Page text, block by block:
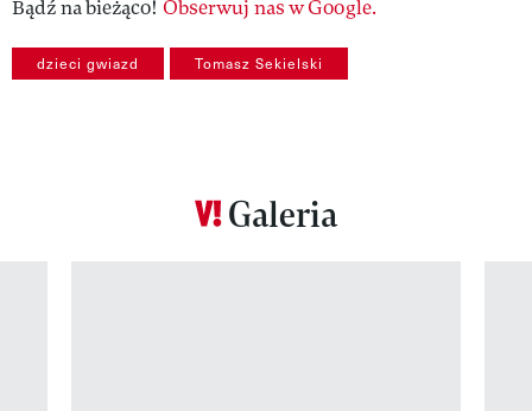
Bądź na bieżąco! Obserwuj nas w Google.
dzieci gwiazd Tomasz Sekielski
Galeria